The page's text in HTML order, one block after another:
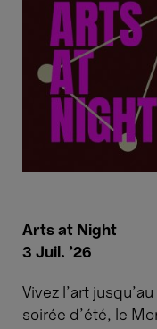
Arts at Night
3 Juil. ’26
Vivez l’art
soirée d’été, le